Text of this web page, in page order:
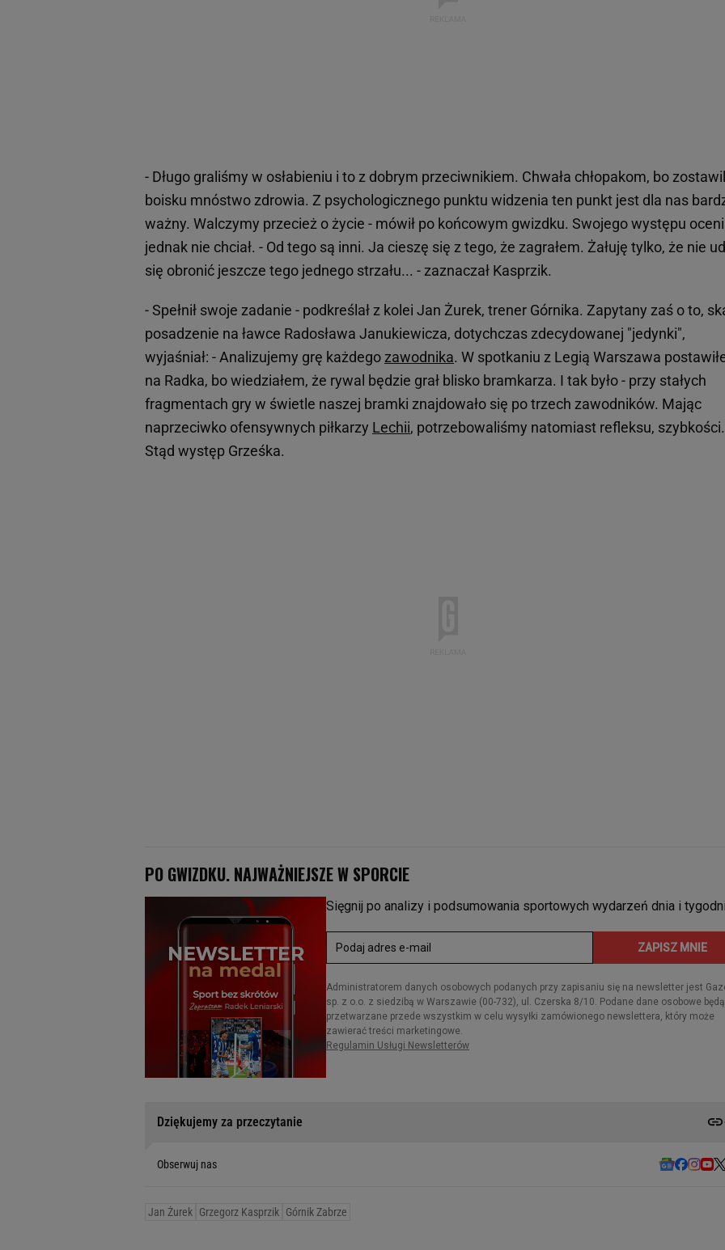
- Długo graliśmy w osłabieniu i to z dobrym przeciwnikiem. Chwała chłopakom, bo
boisku mnóstwo zdrowia. Z psychologicznego punktu widzenia ten punkt jest dla nas
ważny. Walczymy przecież o życie - mówił po końcowym gwizdku. Swojego występu
jednak nie chciał. - Od tego są inni. Ja cieszę się z tego, że zagrałem. Żałuję tylko, że nie
się obronić jeszcze tego jednego strzału... - zaznaczał Kasprzik.
- Spełnił swoje zadanie - podkreślał z kolei Jan Żurek, trener Górnika. Zapytany zaś o to,
posadzenie na ławce Radosława Janukiewicza, dotychczas zdecydowanej "jedynki",
wyjaśniał: - Analizujemy grę każdego zawodnika. W spotkaniu z Legią Warszawa
na Radka, bo wiedziałem, że rywal będzie grał blisko bramkarza. I tak było - przy stałych
fragmentach gry w świetle naszej bramki znajdowało się po trzech zawodników. Mając
naprzeciwko ofensywnych piłkarzy Lechii, potrzebowaliśmy natomiast refleksu, szybkości.
Stąd występ Grześka.
Dziękujemy za przeczytanie
Obserwuj nas
Jan Żurek Grzegorz Kasprzik Górnik Zabrze